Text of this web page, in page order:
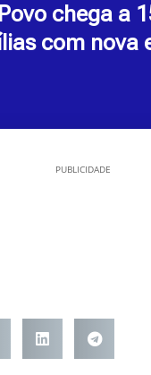
chega a
com nova
PUBLICIDADE